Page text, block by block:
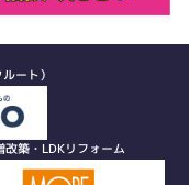
ート）
改築・LDKリフォーム